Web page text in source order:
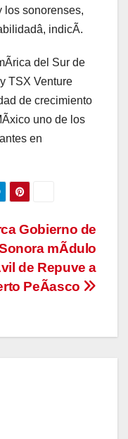
los sonorenses,
indicÃ.
del Sur de
TSX Venture
de crecimiento
uno de los
en
Gobierno de
mÃdulo
de Repuve a
PeÃasco